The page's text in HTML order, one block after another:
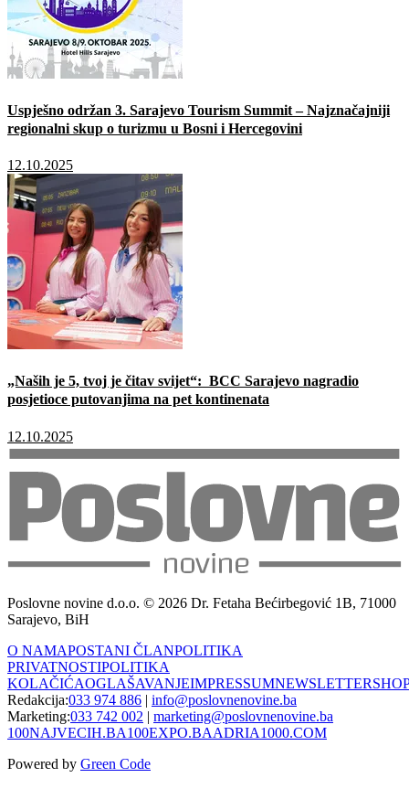
Uspješno održan 3. Sarajevo Tourism Summit – Najznačajniji
regionalni skup o turizmu u Bosni i Hercegovini
12.10.2025
„Naših je 5, tvoj je čitav svijet“: BCC Sarajevo nagradio
posjetioce putovanjima na pet kontinenata
12.10.2025
Poslovne novine d.o.o. © 2026 Dr. Fetaha Bećirbegović 1B, 71000
Sarajevo, BiH
O NAMAPOSTANI ČLANPOLITIKA
PRIVATNOSTIPOLITIKA
KOLAČIĆAOGLAŠAVANJEIMPRESSUMNEWSLETTER
Redakcija:033 974 886 | info@poslovnenovine.ba
Marketing:033 742 002 | marketing@poslovnenovine.ba
100NAJVECIH.BA100EXPO.BAADRIA1000.COM
Powered by Green Code